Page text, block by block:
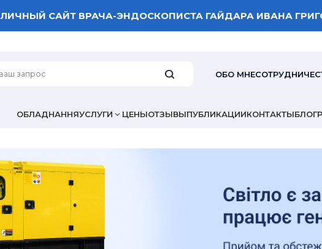
ЛИЧНЫЙ САЙТ ВРАЧА-ЭНДОСКОПИСТА ГАЙДАРА ИВАНА
ОБО МНЕ
ОБЛАДНАННЯУСЛУГИ ЦЕНЫОТЗЫВЫПУБЛИКАЦИИКОНТАКТЫБЛОГ